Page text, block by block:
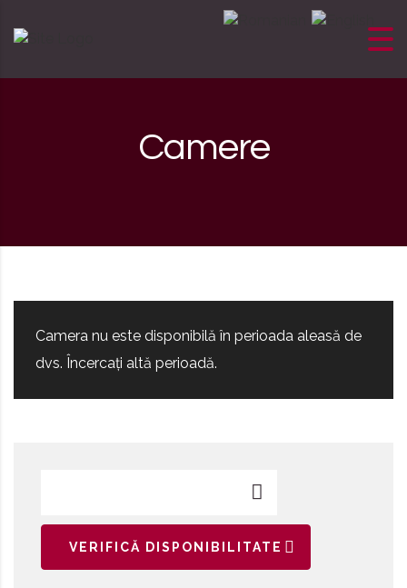
Camere
Camera nu este disponibilă în perioada aleasă de
dvs. Încercați altă perioadă.
VERIFICĂ DISPONIBILITATE